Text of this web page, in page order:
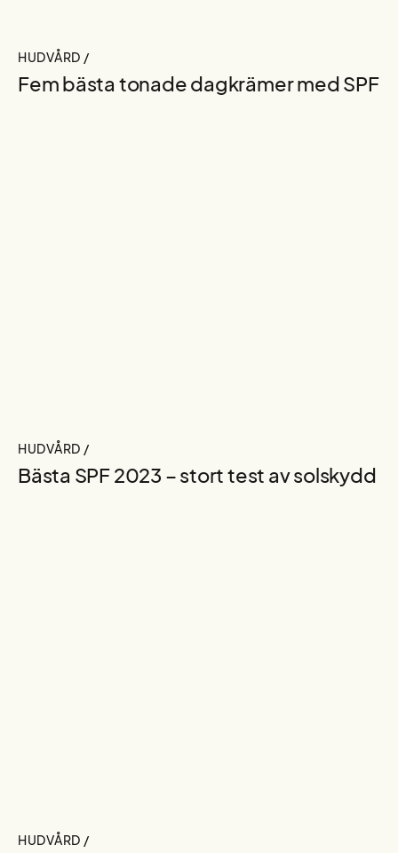
HUDVÅRD /
Fem bästa tonade dagkrämer med SPF
HUDVÅRD /
Bästa SPF 2023 – stort test av solskydd
HUDVÅRD /